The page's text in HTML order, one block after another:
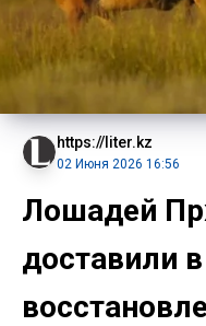
https://liter.kz
02 Июня 2026 16:56
Лошадей
доставили